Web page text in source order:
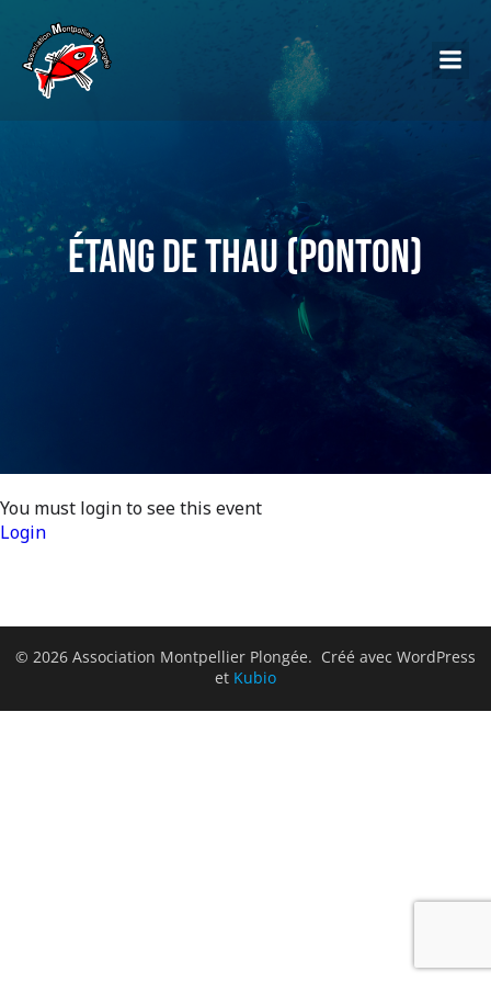
Étang de Thau (Ponton)
You must login to see this event
Login
© 2026 Association Montpellier Plongée. Créé avec WordPress
et Kubio